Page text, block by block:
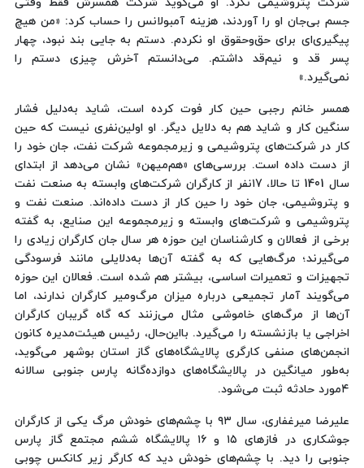
جسم بی‌جان او را آوردند، هزینه آمبولانس را حساب کرد: «من هیچ
پیگیری‌ای برای حق‌وحقوق او نکردم. دستم به جایی بند نبود، چهار
پسر قد و نیم‌قد داشتم. می‌دانستم آخرش چیزی دستم را
نمی‌گیرد.»
همسر خانم رجبی حین کار فوت کرده است، شاید به‌دلیل فشار
سنگین کار و شاید هم به دلایل دیگر. او اولین‌نفری نیست که حین
کار در شرکت‌های پتروشیمی و زیرمجموعه شرکت نفت، جان خود را
از دست داده است. بررسی‌های «هم‌میهن» نشان می‌دهد از ابتدای
سال 1401 تا حالا، ۱7نفر از کارگران شرکت‌های وابسته به صنعت نفت
و پتروشیمی، جان خود را حین کار از دست داده‌اند. صنعت نفت و
پتروشیمی و شرکت‌های وابسته و زیرمجموعه این صنایع، به گفته
برخی از فعالان و کارشناسان این حوزه هر سال جان کارگران زیادی را
می‌گیرند؛ مرگ‌هایی که به گفته آن‌ها به‌دلایلی مانند فرسودگی
تجهیزات و تعمیرات اساسی، بیشتر هم شده است. فعالان این حوزه
می‌گویند آمار تجمیعی درباره میزان مرگ‌ومیر کارگران ندارند، اما
آن‌ها از مرگ‌های خاموشی مثال می‌زنند که گاه گریبان کارگران
اخراجی یا بازنشسته را می‌گیرد. بااین‌حال، رئیس هیئت‌مدیره کانون
انجمن‌های صنفی کارگری پالایشگاه‌های گاز استان بوشهر می‌گوید،
به‌طور میانگین در پالایشگاه‌های دوازده‌گانه پارس جنوبی سالانه
۴مورد حادثه ثبت می‌شود.
علیرضا میرغفاری، سال ۹۳ با چشم‌های خودش مرگ یکی از کارگران
جوشکاری در فازهای ۱۵ و ۱۶ پالایشگاه ششم مجتمع گاز پارس
جنوبی را دید. با چشم‌های خودش دید که کارگر زیر کانکس چوبی